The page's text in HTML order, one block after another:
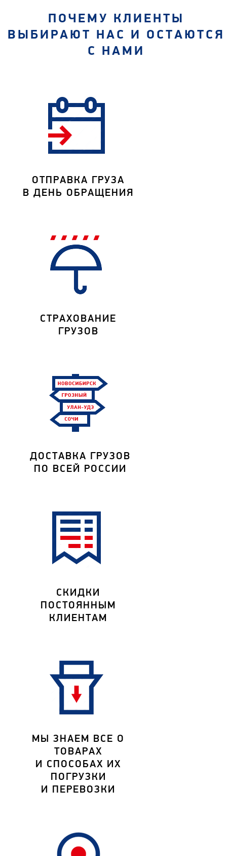
ПОЧЕМУ КЛИЕНТЫ
ВЫБИРАЮТ НАС И ОСТАЮТСЯ
С НАМИ
ОТПРАВКА ГРУЗА
В ДЕНЬ ОБРАЩЕНИЯ
СТРАХОВАНИЕ
ГРУЗОВ
ДОСТАВКА ГРУЗОВ
ПО ВСЕЙ РОССИИ
СКИДКИ
ПОСТОЯННЫМ
КЛИЕНТАМ
МЫ ЗНАЕМ ВСЕ О
ТОВАРАХ
И СПОСОБАХ ИХ
ПОГРУЗКИ
И ПЕРЕВОЗКИ